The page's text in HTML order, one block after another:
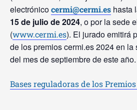
electrónicocermi@cermi.es hasta
15 de julio de 2024, o por la sede
(www.cermi.es). El jurado emitirá
de los premios cermi.es 2024 en
del mes de septiembre de este año.
Bases reguladoras de los